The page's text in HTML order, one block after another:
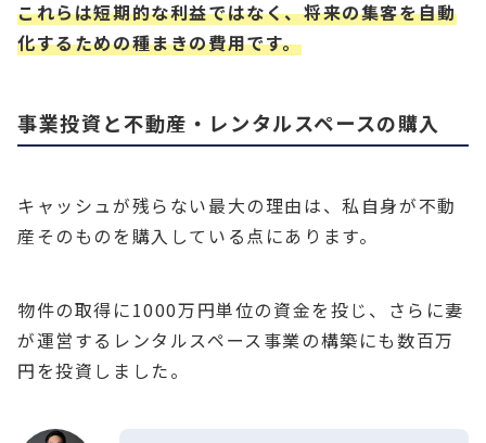
これらは短期的な利益ではなく、将来の集客を自動
化するための種まきの費用です。
事業投資と不動産・レンタルスペースの購入
キャッシュが残らない最大の理由は、私自身が不動
産そのものを購入している点にあります。
物件の取得に1000万円単位の資金を投じ、さらに妻
が運営するレンタルスペース事業の構築にも数百万
円を投資しました。